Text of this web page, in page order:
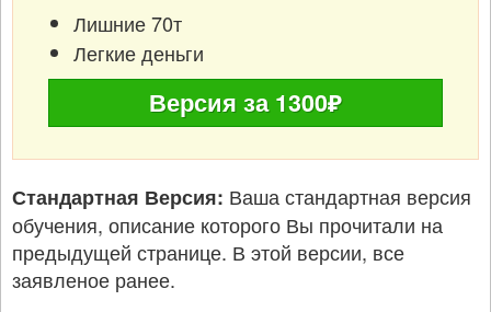
Лишние 70т
Легкие деньги
Версия за 1300₽
Стандартная Версия: Ваша стандартная версия
обучения, описание которого Вы прочитали на
предыдущей странице. В этой версии, все
заявленое ранее.